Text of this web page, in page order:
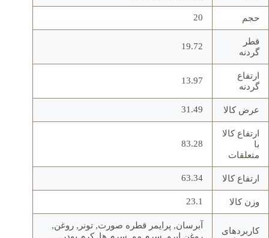
حجم 20
قطر
گردنه
19.72
ارتفاع
گردنه
13.97
عرض کالا 31.49
ارتفاع کالا
با
متعلقات
83.28
ارتفاع کالا 63.34
وزن کالا 23.1
کاربردهای
آبرسان, پرایمر قطره صورت, تونر, روغن,
روغن ابرو, سرم مو, سرم ها, کرم پودر,